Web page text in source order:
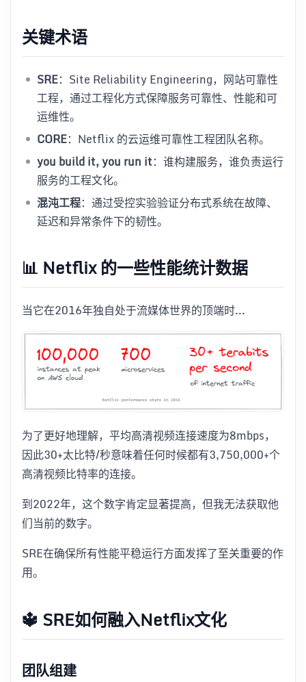
关键术语
SRE：Site Reliability Engineering，网站可靠性
工程，通过工程化方式保障服务可靠性、性能和可
运维性。
CORE：Netflix 的云运维可靠性工程团队名称。
you build it, you run it：谁构建服务，谁负责运行
服务的工程文化。
混沌工程：通过受控实验验证分布式系统在故障、
延迟和异常条件下的韧性。
📊 Netflix 的一些性能统计数据
当它在2016年独自处于流媒体世界的顶端时…
为了更好地理解，平均高清视频连接速度为8mbps，
因此30+太比特/秒意味着任何时候都有3,750,000+个
高清视频比特率的连接。
到2022年，这个数字肯定显著提高，但我无法获取他
们当前的数字。
SRE在确保所有性能平稳运行方面发挥了至关重要的作
用。
🔱 SRE如何融入Netflix文化
团队组建